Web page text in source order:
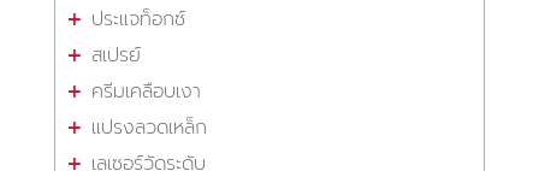
ประแจท็อกซ์
สเปรย์
ครีมเคลือบเงา
แปรงลวดเหล็ก
เลเซอร์วัดระดับ